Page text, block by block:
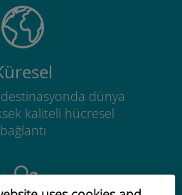
dünya
kaliteli hücresel
bağlantı